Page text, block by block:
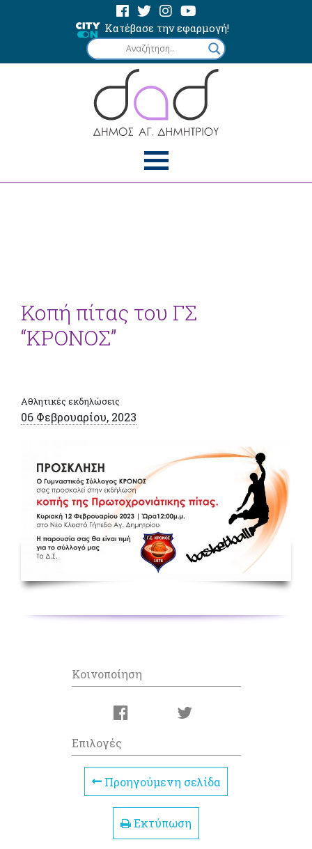
Κατέβασε την εφαρμογή!
Κοπή πίτας του ΓΣ
“ΚΡΟΝΟΣ”
Αθλητικές εκδηλώσεις
06 Φεβρουαρίου, 2023
Κοινοποίηση
Επιλογές
Προηγούμενη σελίδα
Εκτύπωση